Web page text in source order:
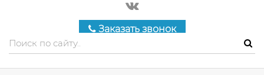
Заказать звонок